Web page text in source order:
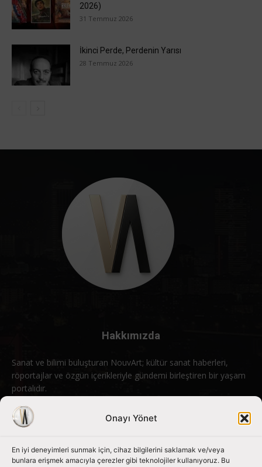
Onayı Yönet
En iyi deneyimleri sunmak için, cihaz bilgilerini saklamak ve/veya
bunlara erişmek amacıyla çerezler gibi teknolojiler kullanıyoruz. Bu
2026)
31 Temmuz 2026
İkinci Perde, Perdenin Yarısı
28 Temmuz 2026
Hakkımızda
Sanat ve bilimi buluşturan NouvArt; kültür sanat haberleri,
röportajlar ve özgün içerikleriyle gündemi birleştiren bir yaşam
portalıdır.
Bizimle iletişime geçin: info@nouvart.net
Bizi Takip Edin